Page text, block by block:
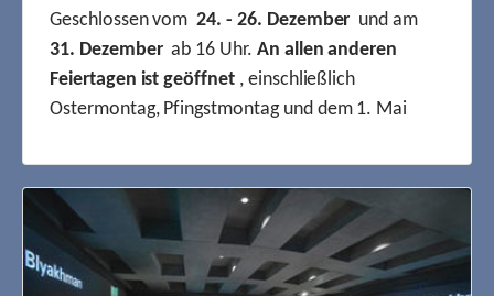
Geschlossen vom24. - 26. Dezember und am
31. Dezemberab 16 Uhr. An allen anderen
Feiertagen ist geöffnet, einschließlich
Ostermontag, Pfingstmontag und dem 1. Mai